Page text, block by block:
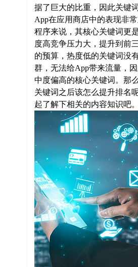
EN
据了巨大的比重，因此关键
App在应用商店中的表现非
程序来说，其核心关键词更
度高竞争压力大，提升到前
的预算，热度低的关键词没
群，无法给App带来流量，
中度偏高的核心关键词。那
关键词之后该怎么提升排名
起了解下相关的内容知识吧。